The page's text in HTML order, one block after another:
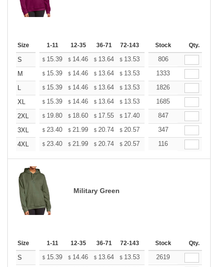
Size 1-11 12-35 36-71 72-143 144-287 288 + More
Stock Qty.
S $ 15.39 $ 14.46 $ 13.64 $ 13.53 13.29
806
M
$ 15.39 $ 14.46 $ 13.64 $ 13.53 13.29
1333
L
$ 15.39 $ 14.46 $ 13.64 $ 13.53 13.29
1826
XL
$ 15.39 $ 14.46 $ 13.64 $ 13.53 13.29
1685
2XL
$ 19.80 $ 18.60 $ 17.55 $ 17.40 17.10
847
3XL
$ 23.40 $ 21.99 $ 20.74 $ 20.57 20.21
347
4XL
$ 23.40 $ 21.99 $ 20.74 $ 20.57 20.21
116
Military Green
Size 1-11 12-35 36-71 72-143 144-287 288 + More
Stock Qty.
S $ 15.39 $ 14.46 $ 13.64 $ 13.53 13.29
2619